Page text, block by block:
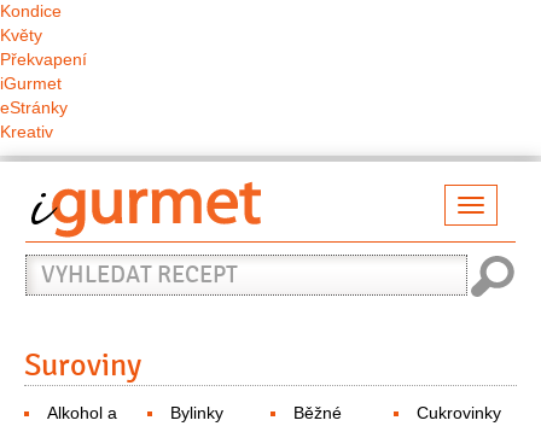
Kondice
Květy
Překvapení
iGurmet
eStránky
Kreativ
Vyhledat
recept
Suroviny
Alkohol a
Bylinky
Běžné
Cukrovinky